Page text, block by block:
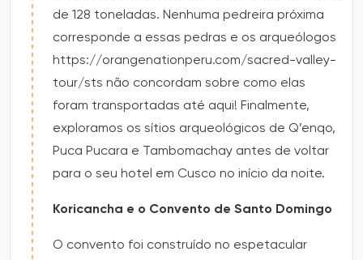
de 128 toneladas. Nenhuma pedreira próxima
corresponde a essas pedras e os arqueólogos
https://orangenationperu.com/sacred-valley-
tour/sts não concordam sobre como elas
foram transportadas até aqui! Finalmente,
exploramos os sítios arqueológicos de Q’enqo,
Puca Pucara e Tambomachay antes de voltar
para o seu hotel em Cusco no início da noite.
Koricancha e o Convento de Santo Domingo
O convento foi construído no espetacular